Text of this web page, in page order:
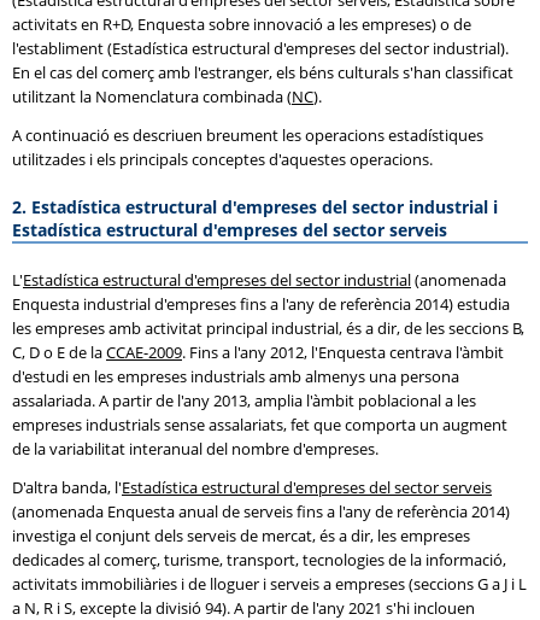
activitats en R+D, Enquesta sobre innovació a les empreses) o de
l'establiment (Estadística estructural d'empreses del sector industrial).
En el cas del comerç amb l'estranger, els béns culturals s'han classificat
utilitzant la Nomenclatura combinada (NC).
A continuació es descriuen breument les operacions estadístiques
utilitzades i els principals conceptes d'aquestes operacions.
2. Estadística estructural d'empreses del sector industrial i
Estadística estructural d'empreses del sector serveis
L'Estadística estructural d'empreses del sector industrial(anomenada
Enquesta industrial d'empreses fins a l'any de referència 2014) estudia
les empreses amb activitat principal industrial, és a dir, de les seccions B,
C, D o E de laCCAE-2009. Fins a l'any 2012, l'Enquesta centrava l'àmbit
d'estudi en les empreses industrials amb almenys una persona
assalariada. A partir de l'any 2013, amplia l'àmbit poblacional a les
empreses industrials sense assalariats, fet que comporta un augment
de la variabilitat interanual del nombre d'empreses.
D'altra banda, l'Estadística estructural d'empreses del sector serveis
(anomenada Enquesta anual de serveis fins a l'any de referència 2014)
investiga el conjunt dels serveis de mercat, és a dir, les empreses
dedicades al comerç, turisme, transport, tecnologies de la informació,
activitats immobiliàries i de lloguer i serveis a empreses (seccions G a J i L
a N, R i S, excepte la divisió 94). A partir de l'any 2021 s'hi inclouen